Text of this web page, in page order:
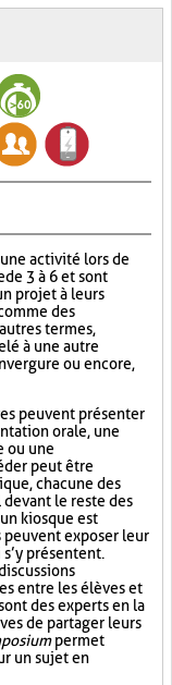
activité lors de
de 3 à 6 et sont
projet à leurs
des
termes,
à une autre
ou encore,
peuvent présenter
orale, une
ou une
peut être
chacune des
le reste des
kiosque est
peuvent exposer leur
présentent.
entre les élèves et
des experts en la
de partager leurs
permet
un sujet en